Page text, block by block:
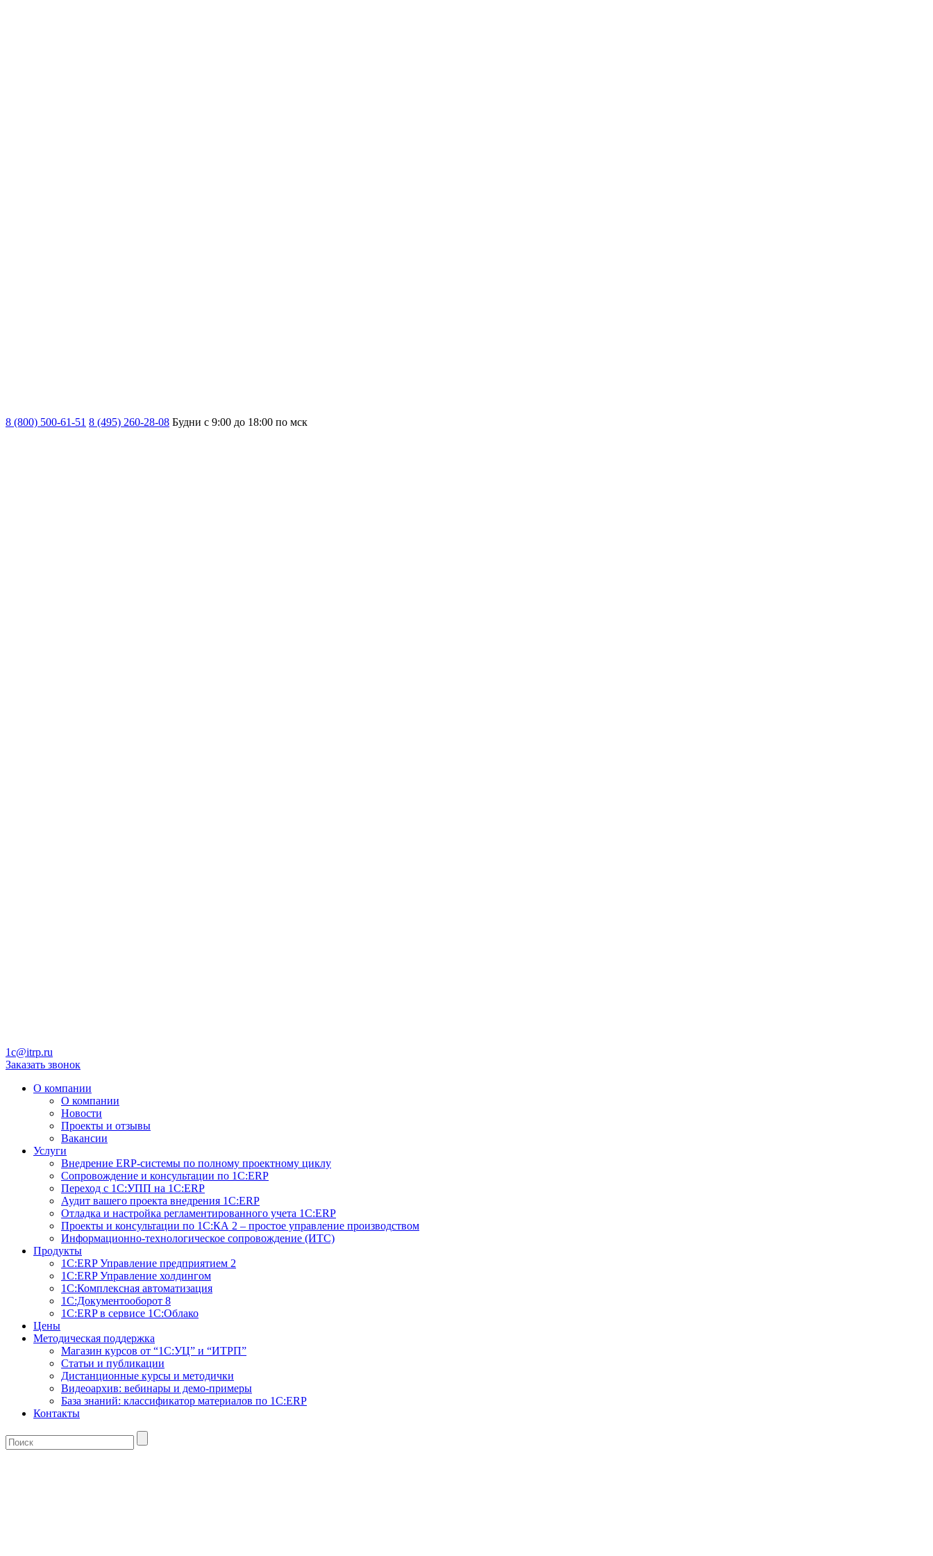
8 (800) 500-61-51 8 (495) 260-28-08 Будни с 9:00 до 18:00 по мск
1c@itrp.ru
Заказать звонок
О компании
О компании
Новости
Проекты и отзывы
Вакансии
Услуги
Внедрение ERP-системы по полному проектному циклу
Сопровождение и консультации по 1C:ERP
Переход с 1С:УПП на 1С:ERP
Аудит вашего проекта внедрения 1С:ERP
Отладка и настройка регламентированного учета 1С:ERP
Проекты и консультации по 1С:КА 2 – простое управление производством
Информационно-технологическое сопровождение (ИТС)
Продукты
1С:ERP Управление предприятием 2
1С:ERP Управление холдингом
1С:Комплексная автоматизация
1С:Документооборот 8
1С:ERP в сервисе 1С:Облако
Цены
Методическая поддержка
Магазин курсов от “1С:УЦ” и “ИТРП”
Статьи и публикации
Дистанционные курсы и методички
Видеоархив: вебинары и демо-примеры
База знаний: классификатор материалов по 1С:ERP
Контакты